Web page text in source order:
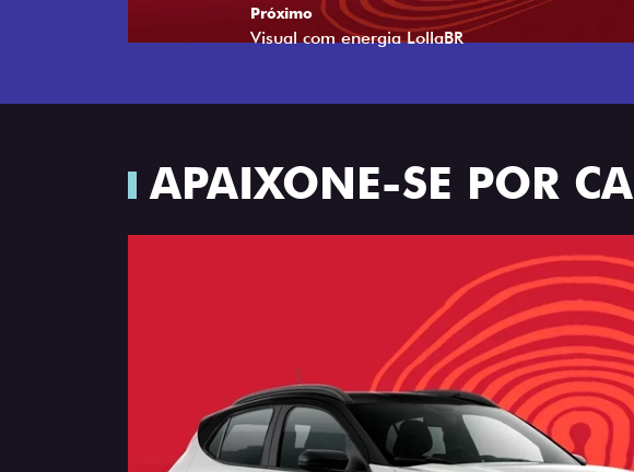
Próximo
Tecnologia que acompanha o seu ritmo
APAIXONE-SE POR